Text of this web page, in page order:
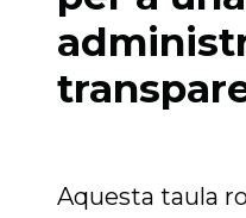
Aquesta taula